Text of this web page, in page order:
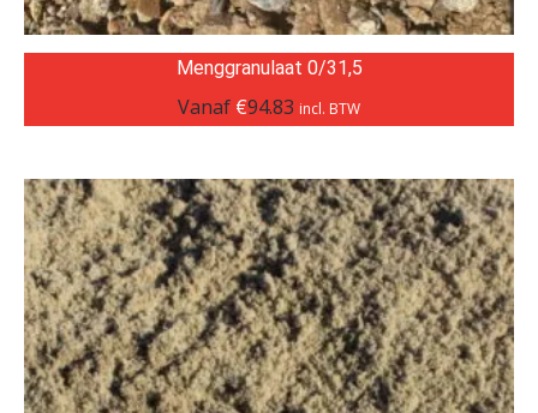
Menggranulaat 0/31,5
Vanaf €94.83 incl. BTW